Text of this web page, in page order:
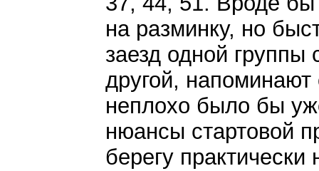
на разминку, но
заезд одной группы
другой, напоминают
неплохо было бы
нюансы стартовой
берегу